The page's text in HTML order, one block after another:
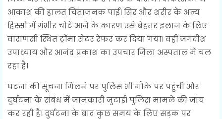
आकाश की हालत चिंताजनक पाई। सिर और शरीर के अन्य
हिस्सों में गंभीर चोटें आने के कारण उसे बेहतर इलाज के लिए
वाराणसी स्थित ट्रॉमा सेंटर रेफर कर दिया गया। वहीं जगदीश
उपाध्याय और आनंद प्रकाश का उपचार जिला अस्पताल में चल
रहा है।
घटना की सूचना मिलने पर पुलिस भी मौके पर पहुंची और
दुर्घटना के संबंध में जानकारी जुटाई। पुलिस मामले की जांच
कर रही है। दुर्घटना के बाद कुछ समय के लिए सड़क पर